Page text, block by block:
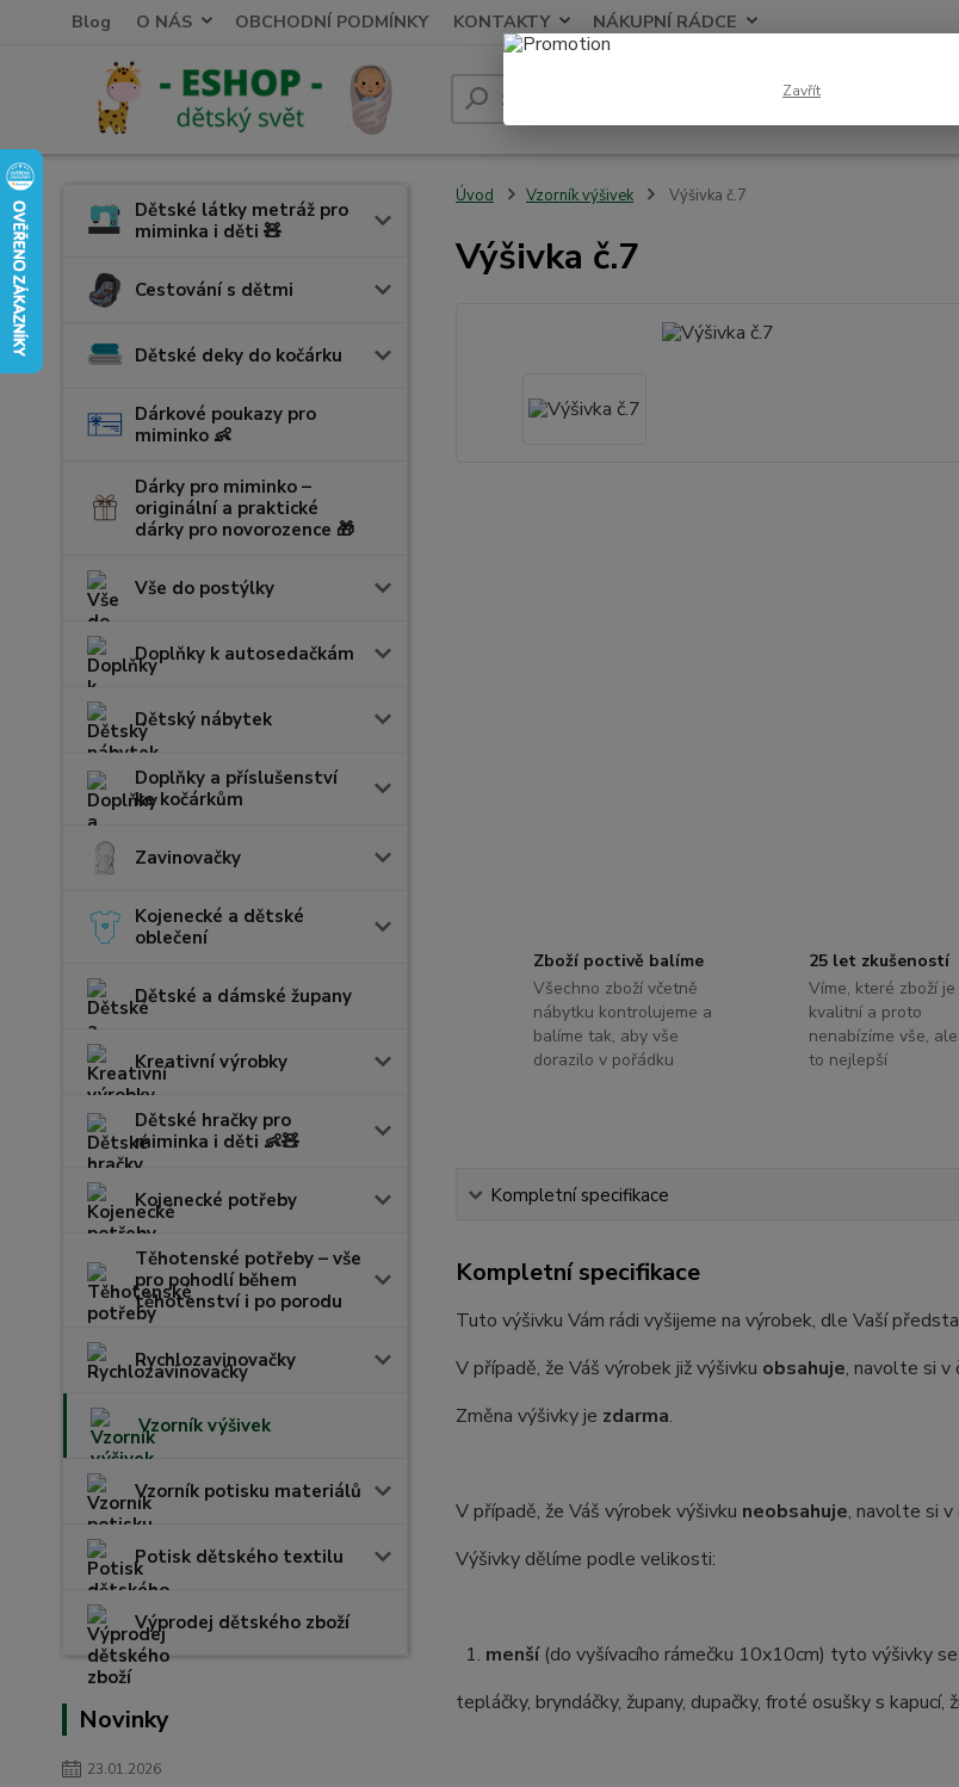
Blog O NÁS OBCHODNÍ PODMÍNKY KONTAKTY NÁKUPNÍ RÁDCE
Hledat
Dětské látky metráž pro
miminka i děti 🧸
Cestování s dětmi
Dětské deky do kočárku
Dárkové poukazy pro
miminko 👶
Dárky pro miminko –
originální a praktické
dárky pro novorozence 🎁
Vše do postýlky
Doplňky k autosedačkám
Dětský nábytek
Doplňky a příslušenství
ke kočárkům
Zavinovačky
Kojenecké a dětské
oblečení
Dětské a dámské župany
Kreativní výrobky
Dětské hračky pro
miminka i děti 👶🧸
Kojenecké potřeby
Těhotenské potřeby – vše
pro pohodlí během
těhotenství i po porodu
Rychlozavinovačky
Vzorník výšivek
Vzorník potisku materiálů
Potisk dětského textilu
Výprodej dětského zboží
Novinky
23.01.2026
Úvod Vzorník výšivek Výšivka č.7
Výšivka č.7
Zboží poctivě balíme
Všechno zboží včetně
nábytku kontrolujeme a
balíme tak, aby vše
dorazilo v pořádku
25 let zkušeností
Víme, které zboží je
kvalitní a proto
nenabízíme vše,
to nejlepší
Kompletní specifikace
Kompletní specifikace
Tuto výšivku Vám rádi vyšijeme na výrobek, dle Vaší
V případě, že Váš výrobek již výšivku obsahuje, navolte si v
Změna výšivky je zdarma.
V případě, že Váš výrobek výšivku neobsahuje, navolte si
Výšivky dělíme podle velikosti:
1. menší(do vyšívacího rámečku 10x10cm) tyto výšivky se
tepláčky, bryndáčky, župany, dupačky, froté osušky s kapucí,
Zavřít